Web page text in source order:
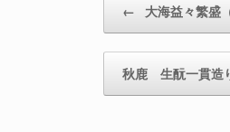
← 大海益々繁盛
秋鹿 生酛一貫造